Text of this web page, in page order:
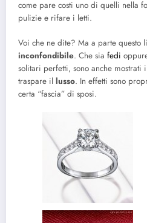
come pare costi uno di quelli nella
pulizie e rifare i letti.
Voi che ne dite? Ma a parte questo
inconfondibile. Che sia fedi
solitari perfetti, sono anche
traspare il lusso. In effetti sono
certa “fascia” di sposi.